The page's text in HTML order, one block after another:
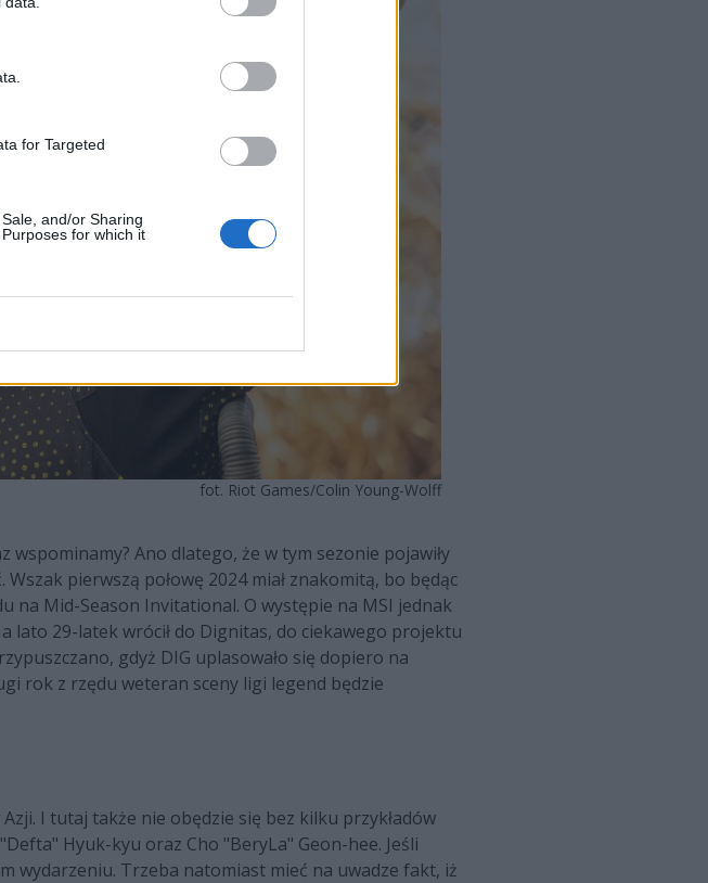
for Targeted
and/or Sharing
for which it
fot. Riot Games/Colin Young-Wolff
wspominamy? Ano dlatego, że w tym sezonie pojawiły
pierwszą połowę 2024 miał znakomitą, bo będąc
na Mid-Season Invitational. O występie na MSI jednak
lato 29-latek wrócił do Dignitas, do ciekawego projektu
gdyż DIG uplasowało się dopiero na
rok z rzędu weteran sceny ligi legend będzie
I tutaj także nie obędzie się bez kilku przykładów
Hyuk-kyu oraz Cho "BeryLa" Geon-hee. Jeśli
wydarzeniu. Trzeba natomiast mieć na uwadze fakt, iż